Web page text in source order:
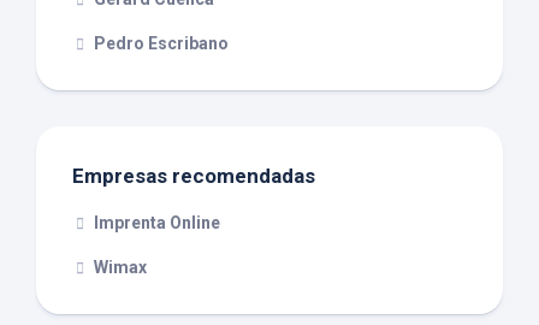
Pedro Escribano
Empresas recomendadas
Imprenta Online
Wimax